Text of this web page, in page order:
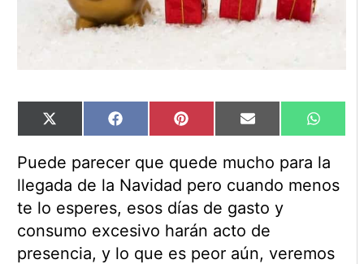
Compartir
en
X
(Twitter)
Compartir
en
Facebook Compartir
en
Pinterest Compartir
en
Email
en
Puede parecer que quede mucho para la
llegada de la Navidad pero cuando menos
te lo esperes, esos días de gasto y
consumo excesivo harán acto de
presencia, y lo que es peor aún, veremos